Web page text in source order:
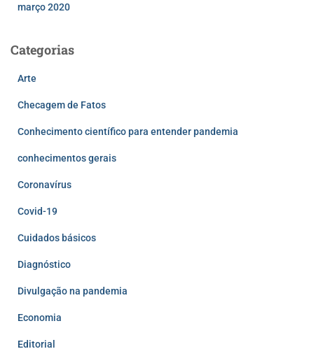
março 2020
Categorias
Arte
Checagem de Fatos
Conhecimento científico para entender pandemia
conhecimentos gerais
Coronavírus
Covid-19
Cuidados básicos
Diagnóstico
Divulgação na pandemia
Economia
Editorial